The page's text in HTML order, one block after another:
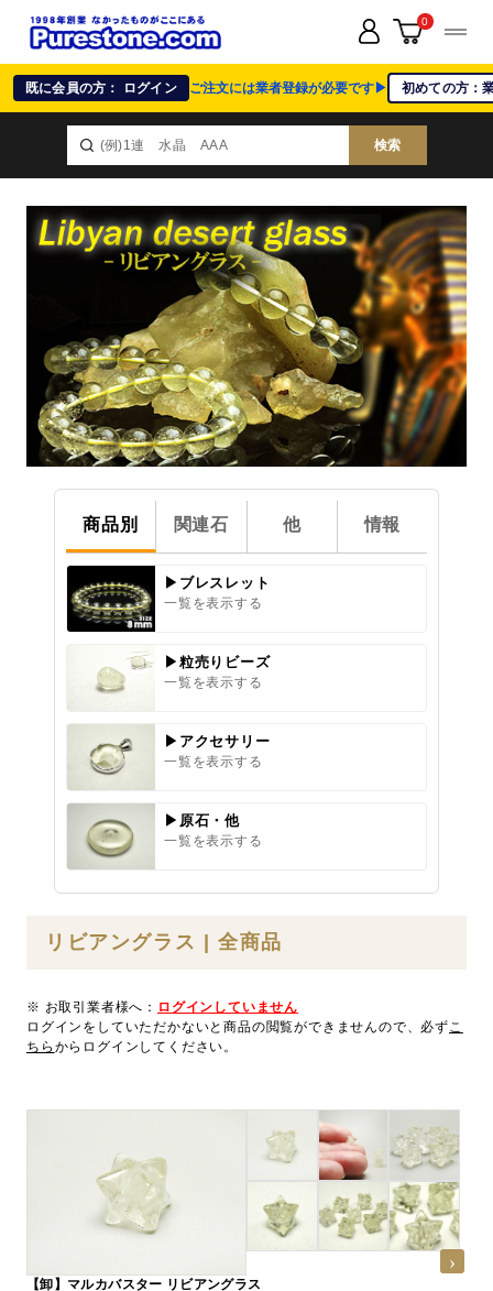
既に会員の方： ログイン ご注文には業者登録が必要です▶ 初めての方：
検索
0
商品別 関連石 他 情報
▶ブレスレット
一覧を表示する
▶粒売りビーズ
一覧を表示する
▶アクセサリー
一覧を表示する
▶原石・他
一覧を表示する
リビアングラス | 全商品
※ お取引業者様へ： ログインしていません
ログインをしていただかないと商品の閲覧ができませんので、必ずこ
ちら からログインしてください。
【卸】マルカバスター リビアングラス